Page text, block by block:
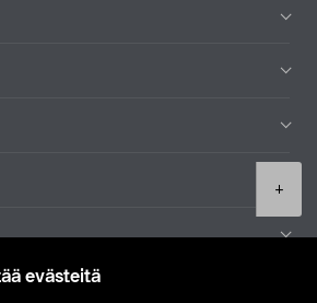
evästeitä
+
Etsi myymälä